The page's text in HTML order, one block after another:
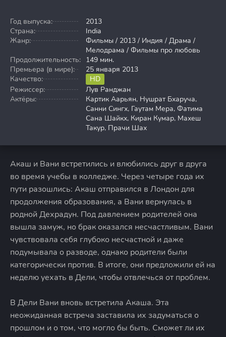
Год выпуска:
2013
Страна:
India
Жанр:
Фильмы / 2013 / Индия / Драма /
Мелодрама / Фильмы про любовь
Продолжительность: 149 мин.
Премьера (в мире):
25 января 2013
Качество:
HD
Режиссер:
Лув Ранджан
Актёры:
Картик Аарьян, Нушрат Бхаруча,
Санни Сингх, Гаутам Мера, Фатима
Сана Шайкх, Киран Кумар, Махеш
Такур, Прачи Шах
Акаш и Вани встретились и влюбились друг в друга
во время учебы в колледже. Через четыре года их
пути разошлись: Акаш отправился в Лондон для
продолжения образования, а Вани вернулась в
родной Дехрадун. Под давлением родителей она
вышла замуж, но брак оказался несчастливым. Вани
чувствовала себя глубоко несчастной и даже
подумывала о разводе, однако родители были
категорически против. В итоге, они предложили ей на
неделю уехать в Дели, чтобы отвлечься от проблем.
В Дели Вани вновь встретила Акаша. Эта
неожиданная встреча заставила их задуматься о
прошлом и о том, что могло бы быть. Сможет ли их